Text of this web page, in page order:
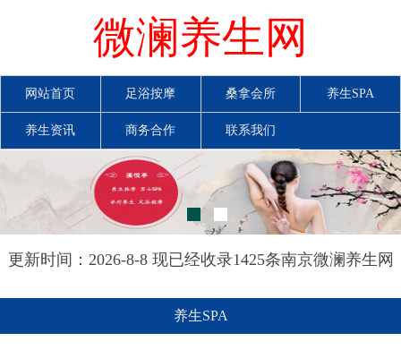
微澜养生网
网站首页 足浴按摩 桑拿会所 养生SPA
养生资讯 商务合作 联系我们
更新时间：2026-8-8 现已经收录1425条南京微澜养生网
养生SPA